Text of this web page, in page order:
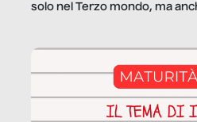
solo nel Terzo mondo, ma